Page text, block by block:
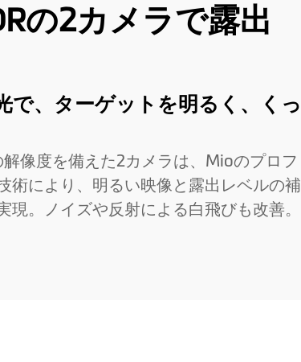
の2カメラで露出
で、ターゲットを明るく、くっ
像度を備えた2カメラは、Mioのプロフ
術により、明るい映像と露出レベルの補
現。ノイズや反射による白飛びも改善。